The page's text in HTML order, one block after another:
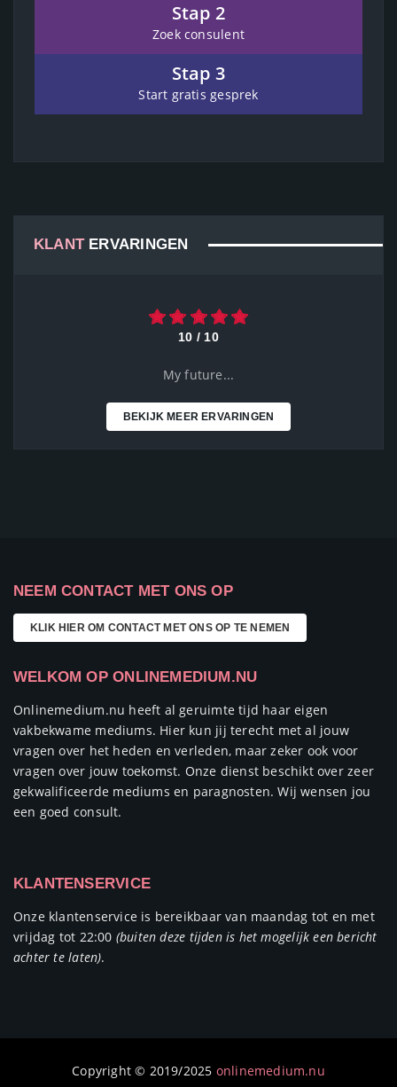
Stap 2
Zoek consulent
Stap 3
Start gratis gesprek
KLANTERVARINGEN
10 / 10
My future...
BEKIJK MEER ERVARINGEN
NEEM CONTACT MET ONS OP
KLIK HIER OM CONTACT MET ONS OP TE NEMEN
WELKOM OP ONLINEMEDIUM.NU
Onlinemedium.nu heeft al geruimte tijd haar eigen
vakbekwame mediums. Hier kun jij terecht met al jouw
vragen over het heden en verleden, maar zeker ook voor
vragen over jouw toekomst. Onze dienst beschikt over zeer
gekwalificeerde mediums en paragnosten. Wij wensen jou
een goed consult.
KLANTENSERVICE
Onze klantenservice is bereikbaar van maandag tot en met
vrijdag tot 22:00 (buiten deze tijden is het mogelijk een bericht
achter te laten).
Copyright © 2019/2025 onlinemedium.nu